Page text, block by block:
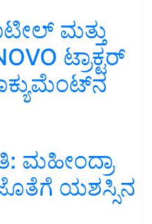
ಮತ್ತು
ಟ್ರಾಕ್ಟರ್
ಮಹೀಂದ್ರಾ
ಯಶಸ್ಸಿನ